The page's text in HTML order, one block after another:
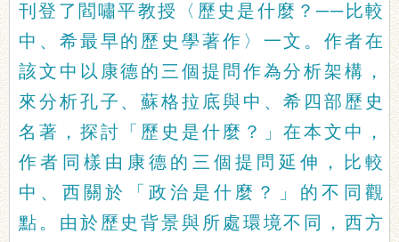
刊登了閻嘯平教授〈歷史是什麼？──比較
中、希最早的歷史學著作〉一文。作者在
該文中以康德的三個提問作為分析架構，
來分析孔子、蘇格拉底與中、希四部歷史
名著，探討「歷史是什麼？」在本文中，
作者同樣由康德的三個提問延伸，比較
中、西關於「政治是什麼？」的不同觀
點。由於歷史背景與所處環境不同，西方